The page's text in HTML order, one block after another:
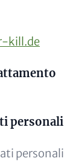
kill.de
personali
personali